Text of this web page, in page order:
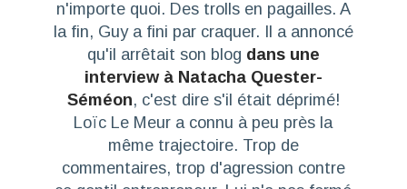
n'importe quoi. Des trolls en pagailles. A
la fin, Guy a fini par craquer. Il a annoncé
qu'il arrêtait son blog dans une
interview à Natacha Quester-
Séméon, c'est dire s'il était déprimé!
Loïc Le Meur a connu à peu près la
même trajectoire. Trop de
commentaires, trop d'agression contre